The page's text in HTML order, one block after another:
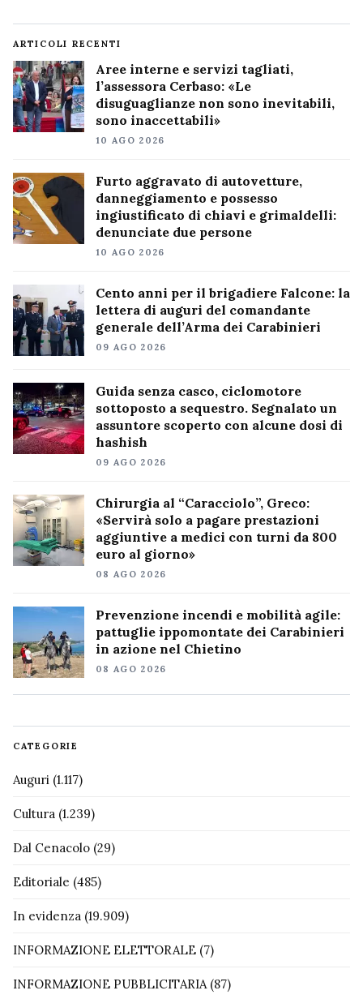
ARTICOLI RECENTI
Aree interne e servizi tagliati,
l’assessora Cerbaso: «Le
disuguaglianze non sono inevitabili,
sono inaccettabili»
10 AGO 2026
Furto aggravato di autovetture,
danneggiamento e possesso
ingiustificato di chiavi e grimaldelli:
denunciate due persone
10 AGO 2026
Cento anni per il brigadiere Falcone: la
lettera di auguri del comandante
generale dell’Arma dei Carabinieri
09 AGO 2026
Guida senza casco, ciclomotore
sottoposto a sequestro. Segnalato un
assuntore scoperto con alcune dosi di
hashish
09 AGO 2026
Chirurgia al “Caracciolo”, Greco:
«Servirà solo a pagare prestazioni
aggiuntive a medici con turni da 800
euro al giorno»
08 AGO 2026
Prevenzione incendi e mobilità agile:
pattuglie ippomontate dei Carabinieri
in azione nel Chietino
08 AGO 2026
CATEGORIE
Auguri (1.117)
Cultura (1.239)
Dal Cenacolo (29)
Editoriale (485)
In evidenza (19.909)
INFORMAZIONE ELETTORALE (7)
INFORMAZIONE PUBBLICITARIA(87)